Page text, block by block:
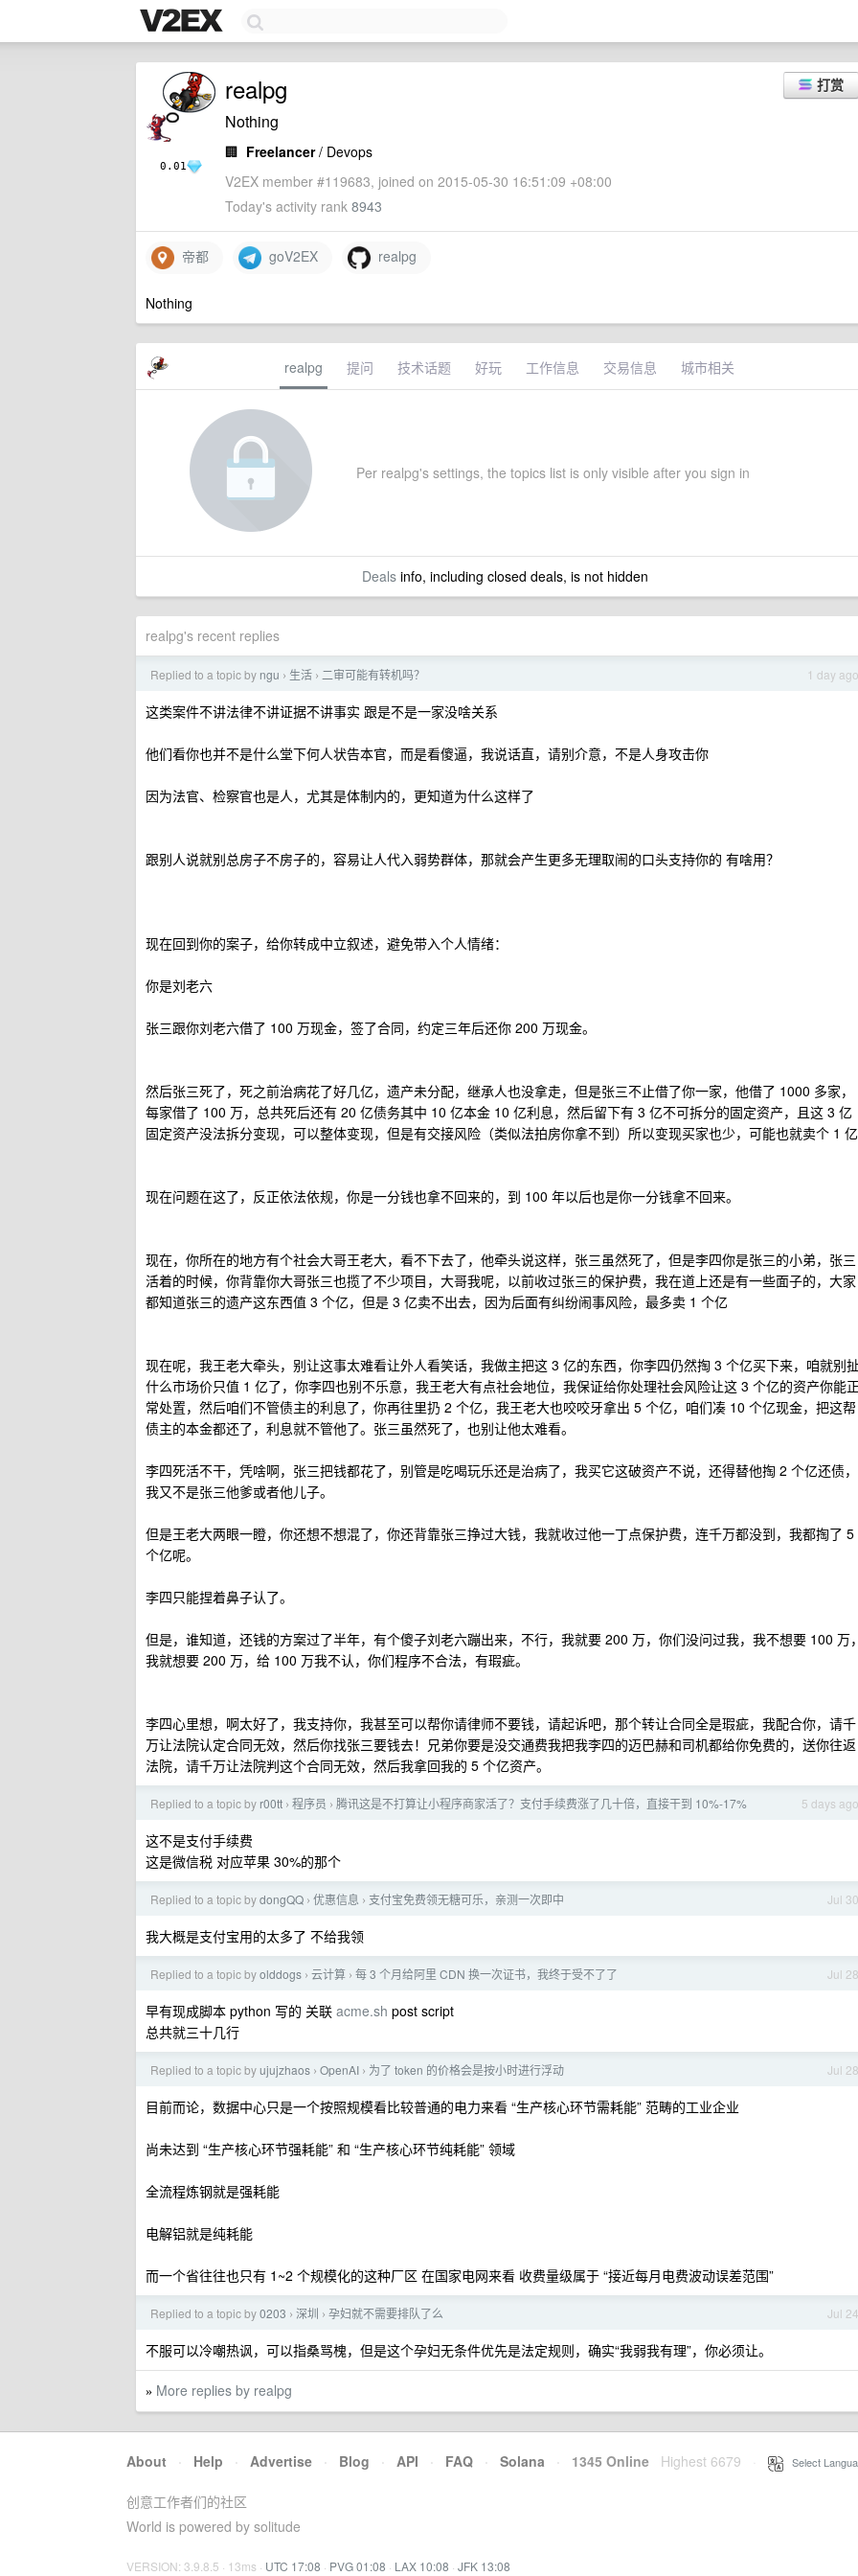
0.01
打赏
realpg
Nothing
🏢 Freelancer/ Devops
V2EX member #119683, joined on 2015-05-30 16:51:09 +08:00
Today's activity rank 8943
帝都 goV2EX realpg
Nothing
realpg 提问 技术话题 好玩 工作信息 交易信息 城市相关
Per realpg's settings, the topics list is only visible after you sign in
Dealsinfo, including closed deals, is not hidden
realpg's recent replies
1 day ago
Replied to a topic by ngu › 生活 › 二审可能有转机吗？
这类案件不讲法律不讲证据不讲事实 跟是不是一家没啥关系
他们看你也并不是什么堂下何人状告本官，而是看傻逼，我说话直，请别介意，不是人身攻击你
因为法官、检察官也是人，尤其是体制内的，更知道为什么这样了
跟别人说就别总房子不房子的，容易让人代入弱势群体，那就会产生更多无理取闹的口头支持你的 有啥用？
现在回到你的案子，给你转成中立叙述，避免带入个人情绪：
你是刘老六
张三跟你刘老六借了 100 万现金，签了合同，约定三年后还你 200 万现金。
然后张三死了，死之前治病花了好几亿，遗产未分配，继承人也没拿走，但是张三不止借了你一家，他借了 1000 多家，
每家借了 100 万，总共死后还有 20 亿债务其中 10 亿本金 10 亿利息，然后留下有 3 亿不可拆分的固定资产，且这 3 亿
固定资产没法拆分变现，可以整体变现，但是有交接风险（类似法拍房你拿不到）所以变现买家也少，可能也就卖个 1 亿
现在问题在这了，反正依法依规，你是一分钱也拿不回来的，到 100 年以后也是你一分钱拿不回来。
现在，你所在的地方有个社会大哥王老大，看不下去了，他牵头说这样，张三虽然死了，但是李四你是张三的小弟，张三
活着的时候，你背靠你大哥张三也揽了不少项目，大哥我呢，以前收过张三的保护费，我在道上还是有一些面子的，大家
都知道张三的遗产这东西值 3 个亿，但是 3 亿卖不出去，因为后面有纠纷闹事风险，最多卖 1 个亿
现在呢，我王老大牵头，别让这事太难看让外人看笑话，我做主把这 3 亿的东西，你李四仍然掏 3 个亿买下来，咱就别
什么市场价只值 1 亿了，你李四也别不乐意，我王老大有点社会地位，我保证给你处理社会风险让这 3 个亿的资产你能
常处置，然后咱们不管债主的利息了，你再往里扔 2 个亿，我王老大也咬咬牙拿出 5 个亿，咱们凑 10 个亿现金，把这帮
债主的本金都还了，利息就不管他了。张三虽然死了，也别让他太难看。
李四死活不干，凭啥啊，张三把钱都花了，别管是吃喝玩乐还是治病了，我买它这破资产不说，还得替他掏 2 个亿还债，
我又不是张三他爹或者他儿子。
但是王老大两眼一瞪，你还想不想混了，你还背靠张三挣过大钱，我就收过他一丁点保护费，连千万都没到，我都掏了 5
个亿呢。
李四只能捏着鼻子认了。
但是，谁知道，还钱的方案过了半年，有个傻子刘老六蹦出来，不行，我就要 200 万，你们没问过我，我不想要 100 万
我就想要 200 万，给 100 万我不认，你们程序不合法，有瑕疵。
李四心里想，啊太好了，我支持你，我甚至可以帮你请律师不要钱，请起诉吧，那个转让合同全是瑕疵，我配合你，请千
万让法院认定合同无效，然后你找张三要钱去！兄弟你要是没交通费我把我李四的迈巴赫和司机都给你免费的，送你往返
法院，请千万让法院判这个合同无效，然后我拿回我的 5 个亿资产。
5 days ago
Replied to a topic by r00tt › 程序员 › 腾讯这是不打算让小程序商家活了？支付手续费涨了几十倍，直接干到 10%-17%
这不是支付手续费
这是微信税 对应苹果 30%的那个
Jul 30
Replied to a topic bydongQQ › 优惠信息 › 支付宝免费领无糖可乐，亲测一次即中
我大概是支付宝用的太多了 不给我领
Jul 28
Replied to a topic byolddogs › 云计算 › 每 3 个月给阿里 CDN 换一次证书，我终于受不了了
早有现成脚本 python 写的 关联 acme.sh post script
总共就三十几行
Jul 28
Replied to a topic byujujzhaos › OpenAI › 为了 token 的价格会是按小时进行浮动
目前而论，数据中心只是一个按照规模看比较普通的电力来看 “生产核心环节需耗能” 范畴的工业企业
尚未达到 “生产核心环节强耗能” 和 “生产核心环节纯耗能” 领域
全流程炼钢就是强耗能
电解铝就是纯耗能
而一个省往往也只有 1~2 个规模化的这种厂区 在国家电网来看 收费量级属于 “接近每月电费波动误差范围”
Jul 24
Replied to a topic by0203 › 深圳 › 孕妇就不需要排队了么
不服可以冷嘲热讽，可以指桑骂槐，但是这个孕妇无条件优先是法定规则，确实“我弱我有理”，你必须让。
» More replies by realpg
About · Help · Advertise · Blog · API · FAQ · Solana · 1345 Online Highest 6679 Select
创意工作者们的社区
World is powered by solitude
VERSION: 3.9.8.5 · 13ms · UTC 17:08 · PVG 01:08 · LAX 10:08 · JFK 13:08